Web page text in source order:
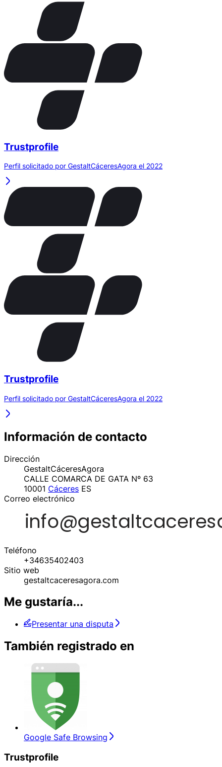
Trustprofile
Perfil solicitado por GestaltCáceresAgora el 2022
Trustprofile
Perfil solicitado por GestaltCáceresAgora el 2022
Información de contacto
Dirección
GestaltCáceresAgora
CALLE COMARCA DE GATA Nº 63
10001 Cáceres ES
Correo electrónico
Teléfono
+34635402403
Sitio web
gestaltcaceresagora.com
Me gustaría...
Presentar una disputa
También registrado en
Google Safe Browsing
Trustprofile